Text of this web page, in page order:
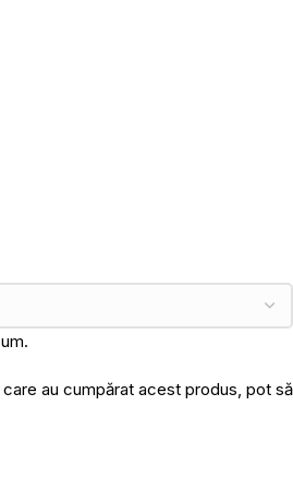
au cumpărat acest produs, pot să